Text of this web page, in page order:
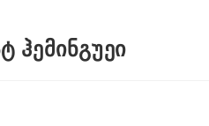
ჰემინგუეი